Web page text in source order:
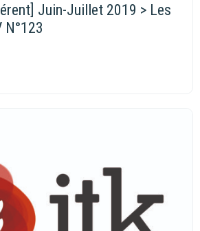
Juin-Juillet 2019 > Les
N°123